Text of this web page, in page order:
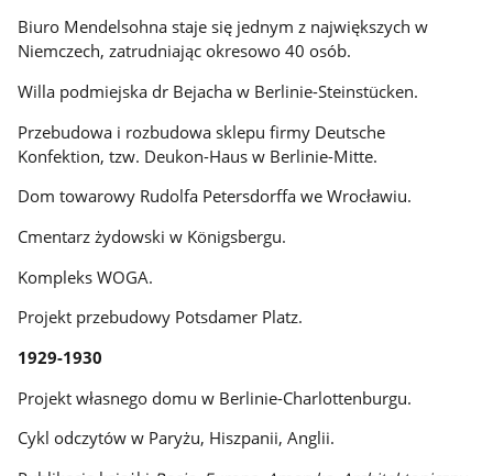
Biuro Mendelsohna staje się jednym z największych w
Niemczech, zatrudniając okresowo 40 osób.
Willa podmiejska dr Bejacha w Berlinie-Steinstücken.
Przebudowa i rozbudowa sklepu firmy Deutsche
Konfektion, tzw. Deukon-Haus w Berlinie-Mitte.
Dom towarowy Rudolfa Petersdorffa we Wrocławiu.
Cmentarz żydowski w Königsbergu.
Kompleks WOGA.
Projekt przebudowy Potsdamer Platz.
1929-1930
Projekt własnego domu w Berlinie-Charlottenburgu.
Cykl odczytów w Paryżu, Hiszpanii, Anglii.